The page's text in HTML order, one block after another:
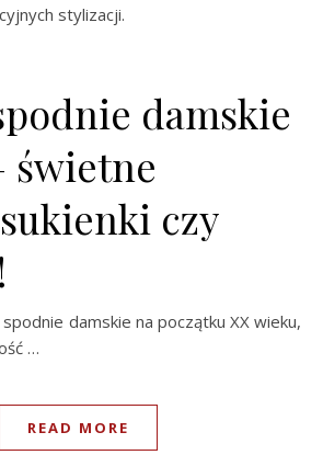
stylizacji.
damskie
świetne
czy
spodnie damskie na początku XX wieku,
…
READ MORE